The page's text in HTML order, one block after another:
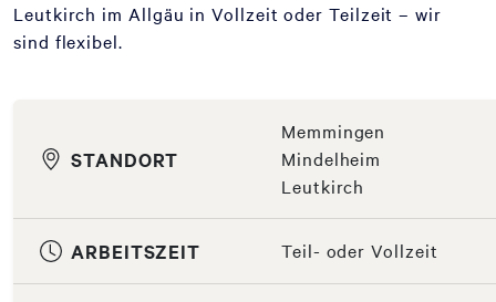
Leutkirch im Allgäu in Vollzeit oder Teilzeit – wir
sind flexibel.
STANDORT
Memmingen
Mindelheim
Leutkirch
ARBEITSZEIT Teil- oder Vollzeit